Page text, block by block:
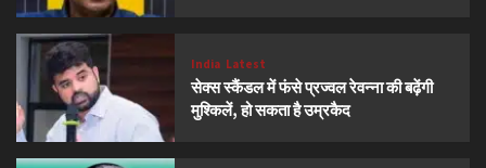
India Latest
सेक्स स्कैंडल में फंसे प्रज्वल रेवन्ना की बढ़ेंगी
मुश्किलें, हो सकता है उम्रकैद